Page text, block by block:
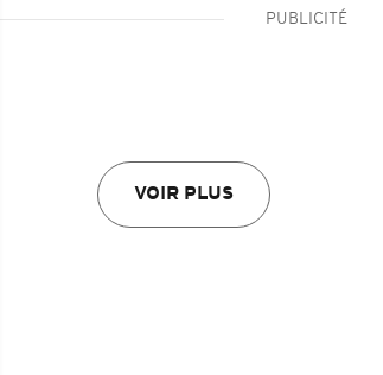
PUBLICITÉ
VOIR PLUS